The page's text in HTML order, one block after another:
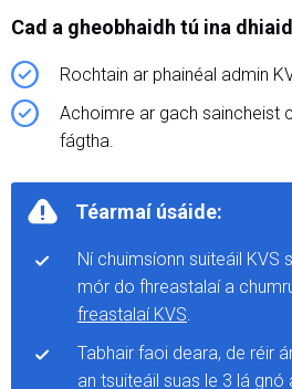
Cad a gheobhaidh tú ina
Rochtain ar phainéal admin
Achoimre ar gach saincheist
fágtha.
Téarmaí úsáide:
Ní chuimsíonn suiteáil KVS
mór do fhreastalaí a
freastalaí KVS.
Tabhair faoi deara, de réir
an tsuiteáil suas le 3 lá